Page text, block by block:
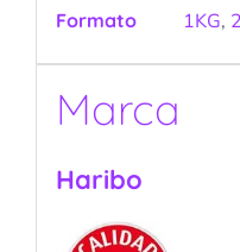
Formato 1KG,
Marca
Haribo